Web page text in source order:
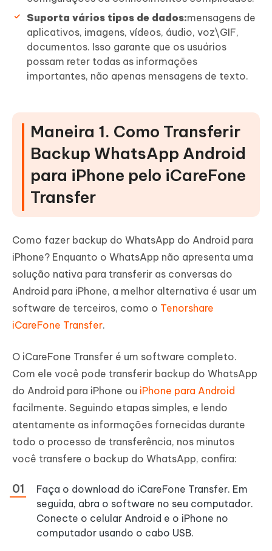
Suporta vários tipos de dados:mensagens de
aplicativos, imagens, vídeos, áudio, voz\GIF,
documentos. Isso garante que os usuários
possam reter todas as informações
importantes, não apenas mensagens de texto.
Maneira 1. Como Transferir
Backup WhatsApp Android
para iPhone pelo iCareFone
Transfer
Como fazer backup do WhatsApp do Android para
iPhone? Enquanto o WhatsApp não apresenta uma
solução nativa para transferir as conversas do
Android para iPhone, a melhor alternativa é usar um
software de terceiros, como o Tenorshare
iCareFone Transfer.
O iCareFone Transfer é um software completo.
Com ele você pode transferir backup do WhatsApp
do Android para iPhone ou iPhone para Android
facilmente. Seguindo etapas simples, e lendo
atentamente as informações fornecidas durante
todo o processo de transferência, nos minutos
você transfere o backup do WhatsApp, confira:
Faça o download do iCareFone Transfer. Em
seguida, abra o software no seu computador.
Conecte o celular Android e o iPhone no
computador usando o cabo USB.